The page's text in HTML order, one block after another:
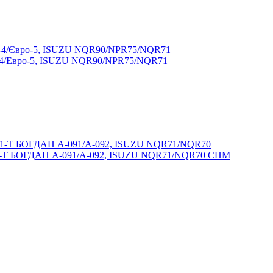
5, ISUZU NQR90/NPR75/NQR71
T БОГДАН А-091/А-092, ISUZU NQR71/NQR70 СНМ